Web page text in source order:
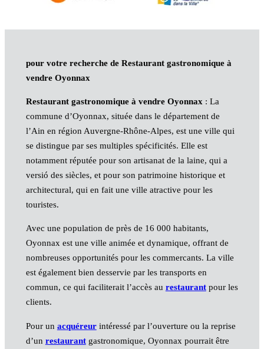
pour votre recherche de Restaurant gastronomique à
vendre Oyonnax
Restaurant gastronomique à vendre Oyonnax: La
commune d’Oyonnax, située dans le département de
l’Ain en région Auvergne-Rhône-Alpes, est une ville qui
se distingue par ses multiples spécificités. Elle est
notamment réputée pour son artisanat de la laine, qui a
versió des siècles, et pour son patrimoine historique et
architectural, qui en fait une ville atractive pour les
touristes.
Avec une population de près de 16 000 habitants,
Oyonnax est une ville animée et dynamique, offrant de
nombreuses opportunités pour les commercants. La ville
est également bien desservie par les transports en
commun, ce qui faciliterait l’accès au restaurantpour les
clients.
Pour un acquéreurintéressé par l’ouverture ou la reprise
d’un restaurantgastronomique, Oyonnax pourrait être